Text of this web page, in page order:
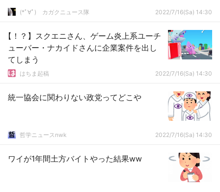
(*ﾟ∀ﾟ)ゞカガクニュース隊 2022/7/16(Sa) 14:30
【！？】スクエニさん、ゲーム炎上系ユーチ
ューバー・ナカイドさんに企業案件を出し
てしまう
はちま起稿 2022/7/16(Sa) 14:30
統一協会に関わりない政党ってどこや
哲学ニュースnwk 2022/7/16(Sa) 14:30
ワイが1年間土方バイトやった結果ww